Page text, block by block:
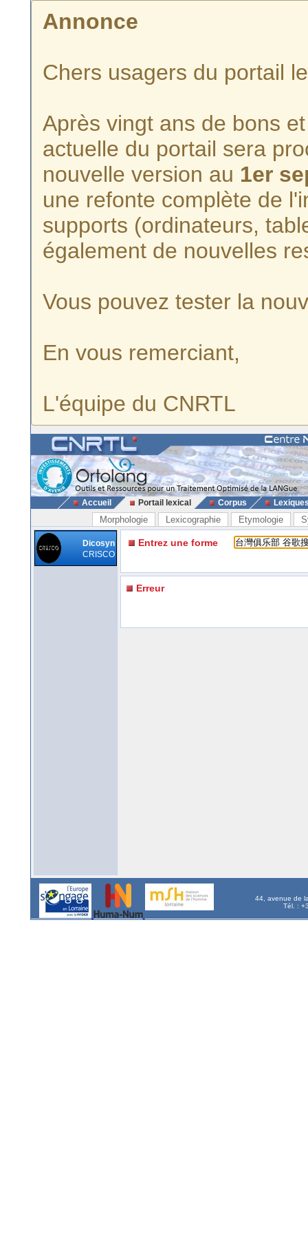
Annonce
Chers usagers du portail
Après vingt ans de bons
actuelle du portail sera
nouvelle version au 1er
une refonte complète de
supports (ordinateurs,
également de nouvelles
Vous pouvez tester la
En vous remerciant,
L'équipe du CNRTL
Accueil Portail lexical Corpus
Morphologie Lexicographie Etymologie
Dicosyn
CRISCO
Entrez une forme
Erreur
44, avenue de
Tél. :